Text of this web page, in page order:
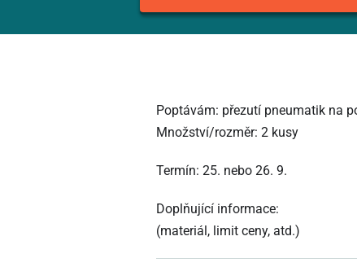
Poptávám: přezutí pneumatik na
Množství/rozměr: 2 kusy
Termín: 25. nebo 26. 9.
Doplňující informace:
(materiál, limit ceny, atd.)